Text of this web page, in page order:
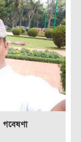
গবেষণা